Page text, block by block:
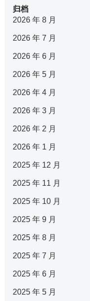
归档
2026 年 8 月
2026 年 7 月
2026 年 6 月
2026 年 5 月
2026 年 4 月
2026 年 3 月
2026 年 2 月
2026 年 1 月
2025 年 12 月
2025 年 11 月
2025 年 10 月
2025 年 9 月
2025 年 8 月
2025 年 7 月
2025 年 6 月
2025 年 5 月